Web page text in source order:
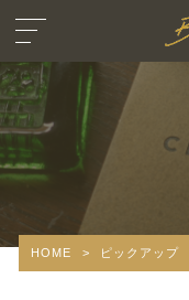
HOME > ピックアップ